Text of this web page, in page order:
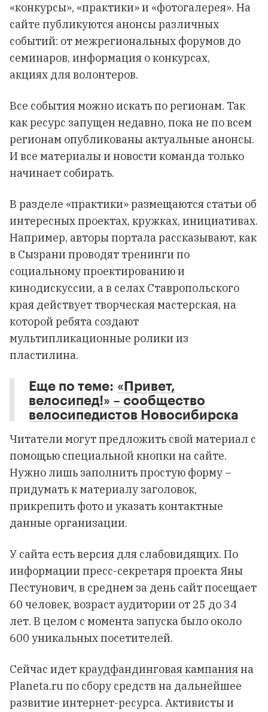
«конкурсы», «практики» и «фотогалерея». На
сайте публикуются анонсы различных
событий: от межрегиональных форумов до
семинаров, информация о конкурсах,
акциях для волонтеров.
Все события можно искать по регионам. Так
как ресурс запущен недавно, пока не по всем
регионам опубликованы актуальные анонсы.
И все материалы и новости команда только
начинает собирать.
В разделе «практики» размещаются статьи об
интересных проектах, кружках, инициативах.
Например, авторы портала рассказывают, как
в Сызрани проводят тренинги по
социальному проектированию и
кинодискуссии, а в селах Ставропольского
края действует творческая мастерская, на
которой ребята создают
мультипликационные ролики из
пластилина.
Еще по теме: «Привет,
велосипед!» – сообщество
велосипедистов Новосибирска
Читатели могут предложить свой материал с
помощью специальной кнопки на сайте.
Нужно лишь заполнить простую форму –
придумать к материалу заголовок,
прикрепить фото и указать контактные
данные организации.
У сайта есть версия для слабовидящих. По
информации пресс-секретаря проекта Яны
Пестунович, в среднем за день сайт посещает
60 человек, возраст аудитории от 25 до 34
лет. В целом с момента запуска было около
600 уникальных посетителей.
Сейчас идеткраудфандинговая кампанияна
Planeta.ru по сбору средств на дальнейшее
развитие интернет-ресурса. Активисты и